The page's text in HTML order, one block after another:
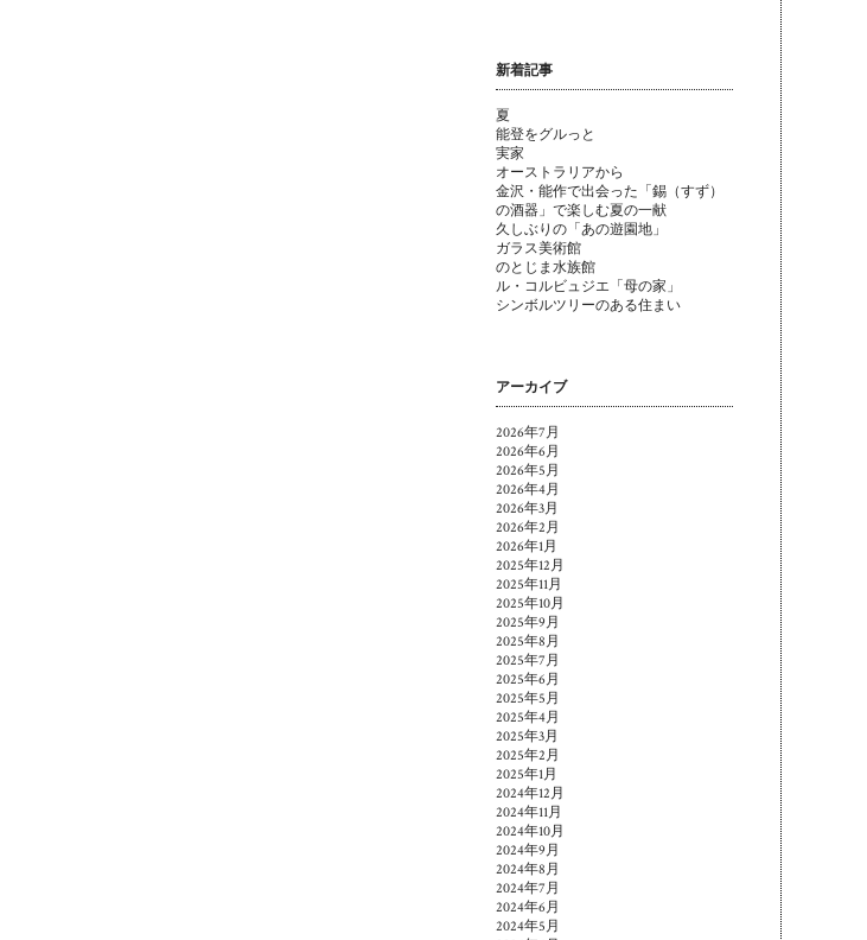
新着記事
夏
能登をグルっと
実家
オーストラリアから
金沢・能作で出会った「錫（すず）
の酒器」で楽しむ夏の一献
久しぶりの「あの遊園地」
ガラス美術館
のとじま水族館
ル・コルビュジエ「母の家」
シンボルツリーのある住まい
アーカイブ
2026年7月
2026年6月
2026年5月
2026年4月
2026年3月
2026年2月
2026年1月
2025年12月
2025年11月
2025年10月
2025年9月
2025年8月
2025年7月
2025年6月
2025年5月
2025年4月
2025年3月
2025年2月
2025年1月
2024年12月
2024年11月
2024年10月
2024年9月
2024年8月
2024年7月
2024年6月
2024年5月